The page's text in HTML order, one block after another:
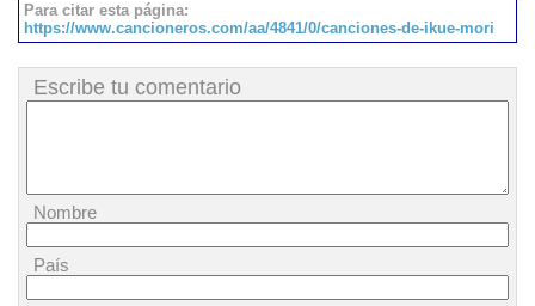
Para citar esta página:
https://www.cancioneros.com/aa/4841/0/canciones-de-ikue-mori
Escribe tu comentario
Nombre
País